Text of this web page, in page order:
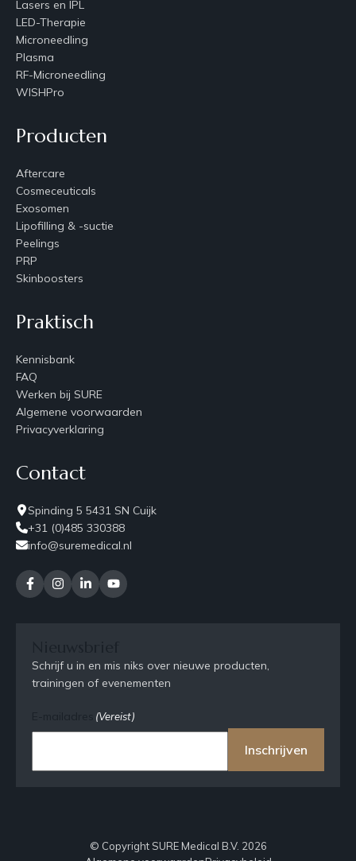
Lasers en IPL
LED-Therapie
Microneedling
Plasma
RF-Microneedling
WISHPro
Producten
Aftercare
Cosmeceuticals
Exosomen
Lipofilling & -suctie
Peelings
PRP
Skinboosters
Praktisch
Kennisbank
FAQ
Werken bij SURE
Algemene voorwaarden
Privacyverklaring
Contact
Spinding 5 5431 SN Cuijk
+31 (0)485 330388
info@suremedical.nl
Schrijf u in en mis niks over nieuwe producten,
trainingen of evenementen
(Vereist)
Inschrijven
© Copyright SURE Medical B.V. 2026